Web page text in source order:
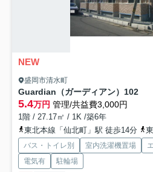
NEW
盛岡市清水町
Guardian（ガーディアン） 102
5.4万円 管理/共益費3,000円
1階 / 27.17㎡ / 1K /築6年
東北本線「仙北町」駅 徒歩14分
バス・トイレ別 室内洗濯機置場
電気有
駐輪場